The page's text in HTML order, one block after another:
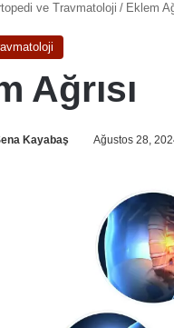
ve Travmatoloji / Eklem
Ağrısı
Kayabaş Ağustos 28,